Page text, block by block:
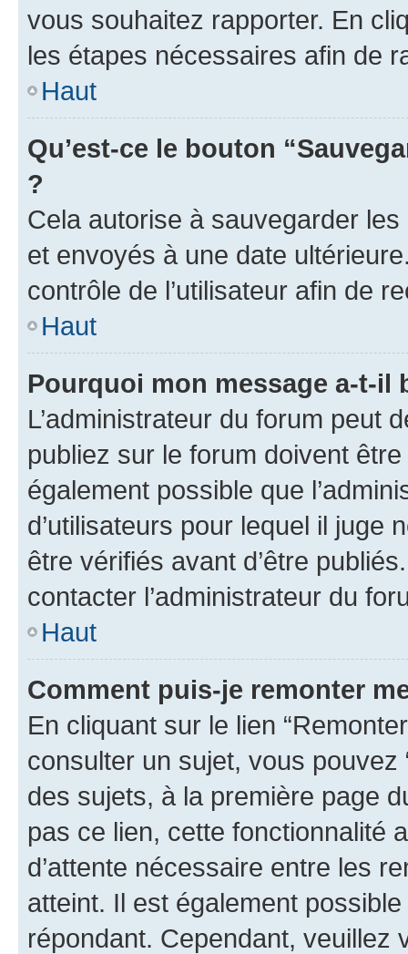
vous souhaitez rapporter. En
les étapes nécessaires afin de
Haut
Qu’est-ce le bouton
?
Cela autorise à sauvegarder
et envoyés à une date
contrôle de l’utilisateur afin de
Haut
Pourquoi mon message a-t-il
L’administrateur du forum peut
publiez sur le forum doivent
également possible que
d’utilisateurs pour lequel il juge
être vérifiés avant d’être
contacter l’administrateur du
Haut
Comment puis-je remonter
En cliquant sur le lien
consulter un sujet, vous pouvez
des sujets, à la première page
pas ce lien, cette fonctionnalité
d’attente nécessaire entre les
atteint. Il est également
répondant. Cependant,